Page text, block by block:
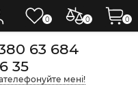
63 684
35
мені!
0 0 0